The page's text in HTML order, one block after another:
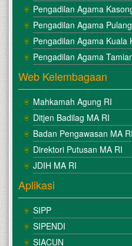
Pengadilan Agama
Pengadilan Agama
Pengadilan Agama Kuala
Pengadilan Agama
Web Kelembagaan
Mahkamah Agung RI
Ditjen Badilag MA RI
Badan Pengawasan MA RI
Direktori Putusan MA RI
JDIH MA RI
Aplikasi
SIPP
SIPENDI
SIACUN